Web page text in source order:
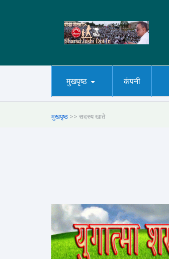
मुखपृष्ठ कंपनी
मुखपृष्ठ >> सदस्य खाते